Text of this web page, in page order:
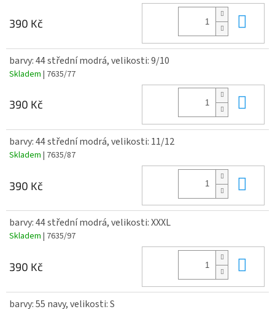
390 Kč
barvy: 44 střední modrá, velikosti: 9/10
Skladem | 7635/77
390 Kč
barvy: 44 střední modrá, velikosti: 11/12
Skladem | 7635/87
390 Kč
barvy: 44 střední modrá, velikosti: XXXL
Skladem | 7635/97
390 Kč
barvy: 55 navy, velikosti: S